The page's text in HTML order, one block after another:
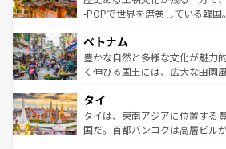
い。オーストラリアの多彩な魅
参照してほしい。
驚きをもたらしてくれる。また
容にもいいと評判のスイーツな
が味わえる。 なお、新着の台
照してほしい。
-POPで世界を席巻している韓
き、地方に足を延ばせば四季折
できる。そして、キムチや焼肉
まで、さまざまな韓国料理が待
リティに包まれながら、韓国の
わってみてほしい。
覧を参照してほしい。
ベトナム
豊かな自然と多様な文化が魅力
く伸びる国土には、広大な田園
急速な発展と共に伝統が息づく
ーチミン市のフランス統治時代
醸し出している。また、バラエ
タイ
タイは、東南アジアに位置する
国だ。首都バンコクは高層ビル